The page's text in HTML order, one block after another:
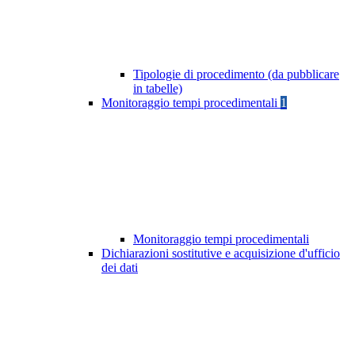
Tipologie di procedimento (da pubblicare
in tabelle)
Monitoraggio tempi procedimentali 1
Monitoraggio tempi procedimentali
Dichiarazioni sostitutive e acquisizione d'ufficio
dei dati